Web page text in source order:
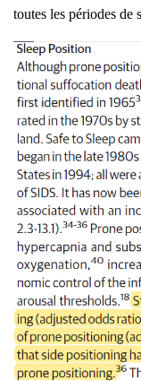
toutes les périodes de